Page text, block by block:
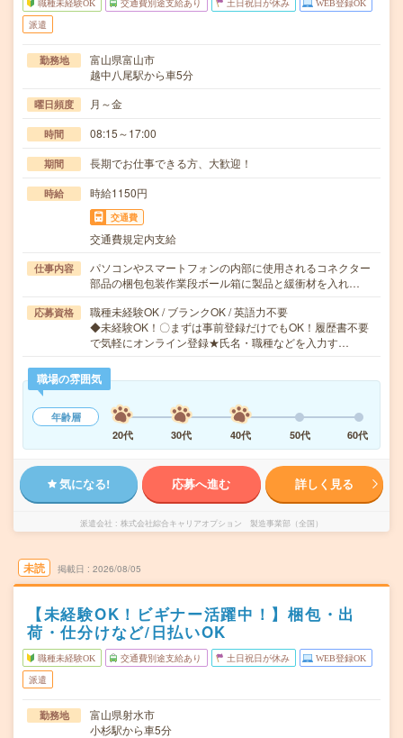
職種未経験OK 交通費別途支給あり 土日祝日が休み WEB登録OK
派遣
勤務地
富山県富山市
越中八尾駅から車5分
曜日頻度 月～金
時間 08:15～17:00
期間 長期でお仕事できる方、大歓迎！
時給 時給1150円
交通費
交通費規定内支給
仕事内容
パソコンやスマートフォンの内部に使用されるコネクター
部品の梱包包装作業段ボール箱に製品と緩衝材を入れ…
応募資格
職種未経験OK / ブランクOK / 英語力不要
◆未経験OK！〇まずは事前登録だけでもOK！履歴書不要
で気軽にオンライン登録★氏名・職種などを入力す…
職場の雰囲気
年齢層
20代
30代 40代 50代 60代
気になる! 応募へ進む 詳しく見る
派遣会社 株式会社綜合キャリアオプション 製造事業部（全国）
未読 掲載日 2026/08/05
【未経験OK！ビギナー活躍中！】梱包・出
荷・仕分けなど/日払いOK
職種未経験OK 交通費別途支給あり 土日祝日が休み WEB登録OK
派遣
勤務地
富山県射水市
小杉駅から車5分